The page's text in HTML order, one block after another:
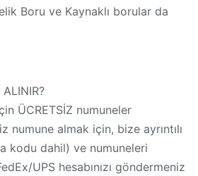
Boru ve Kaynaklı borular da
ÜCRETSİZ numuneler
numune almak için, bize ayrıntılı
kodu dahil) ve numuneleri
UPS hesabınızı göndermeniz